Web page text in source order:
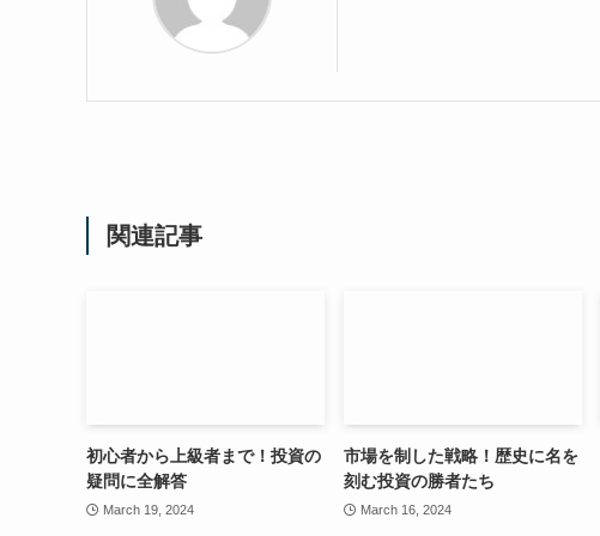
関連記事
初心者から上級者まで！投資の
疑問に全解答
March 19, 2024
市場を制した戦略！歴史に名を
刻む投資の勝者たち
March 16, 2024